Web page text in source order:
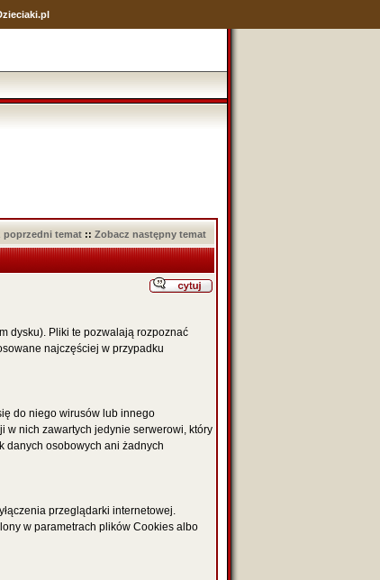
poprzedni temat :: Zobacz następny temat
dysku). Pliki te pozwalają rozpoznać
najczęściej w przypadku
do niego wirusów lub innego
w nich zawartych jedynie serwerowi, który
danych osobowych ani żadnych
przeglądarki internetowej.
w parametrach plików Cookies albo